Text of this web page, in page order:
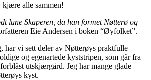
kjære alle sammen!
lune Skaperen, da han formet Nøtterø og
Eie Andersen i boken “Øyfolket”.
har vi sett deler av Nøtterøys praktfulle
og egenartede kyststripen, som går fra
utskjærgård. Jeg har mange glade
kyst.